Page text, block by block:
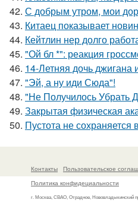
42. С добрым утром, мои
43. Китаец показывает
44. Кейтлин нер долго
45. "Ой бл *": реакция
46. 14-Летняя дочь
47. "Эй, а ну иди Сюда"!
48. "Не Получилось Убрать
49. Закрытая физическая
50. Пустота не
Контакты
Пользовательское
Политика конфидециальности
г. Москва, СВАО, Отрадное, Нововладыкинский